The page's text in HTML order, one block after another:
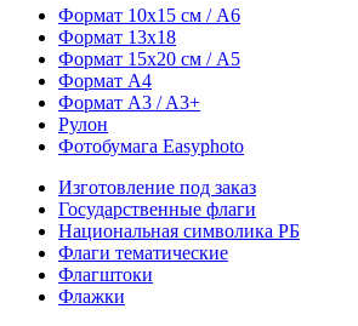
Формат 10х15 см / A6
Формат 13х18
Формат 15х20 см / A5
Формат А4
Формат A3 / A3+
Рулон
Фотобумага Easyphoto
Изготовление под заказ
Государственные флаги
Национальная символика РБ
Флаги тематические
Флагштоки
Флажки